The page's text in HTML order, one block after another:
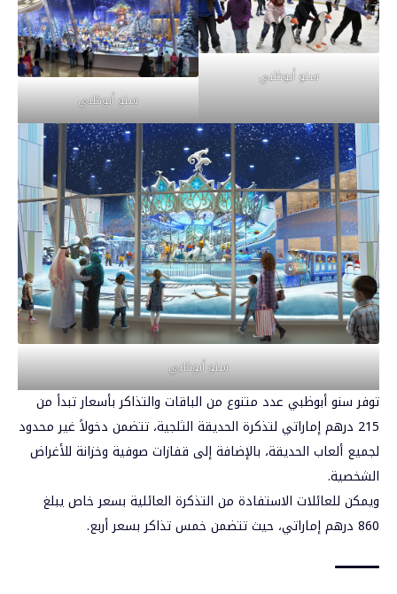
سنو أبوظبي
سنو أبوظبي
سنو أبوظبي
توفر سنو أبوظبي عدد متنوع من الباقات والتذاكر بأسعار تبدأ من
215 درهم إماراتي لتذكرة الحديقة الثلجية، تتضمن دخولاً غير محدود
لجميع ألعاب الحديقة، بالإضافة إلى قفازات صوفية وخزانة للأغراض
الشخصية.
ويمكن للعائلات الاستفادة من التذكرة العائلية بسعر خاص يبلغ
860 درهم إماراتي، حيث تتضمن خمس تذاكر بسعر أربع.